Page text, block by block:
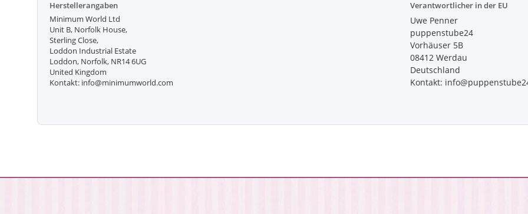
Herstellerangaben
Minimum World Ltd
Unit B, Norfolk House,
Sterling Close,
Loddon Industrial Estate
Loddon, Norfolk, NR14 6UG
United Kingdom
Kontakt: info@minimumworld.com
Verantwortlicher in der EU
Uwe Penner
puppenstube24
Vorhäuser 5B
08412 Werdau
Deutschland
Kontakt: